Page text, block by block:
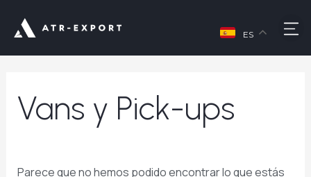
al
contenido ES
Vans y Pick-ups
Parece que no hemos podido encontrar lo que estás
por: